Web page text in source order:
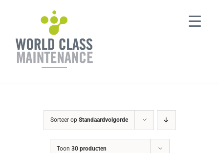
Sorteer op Standaardvolgorde
Toon 30 producten